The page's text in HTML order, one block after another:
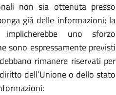
non sia ottenuta presso
già delle informazioni; la
uno sforzo
sono espressamente previsti
rimanere riservati per
dell’Unione o dello stato